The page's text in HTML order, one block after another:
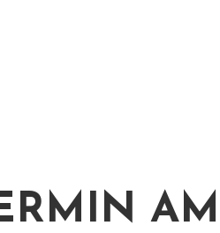
AM